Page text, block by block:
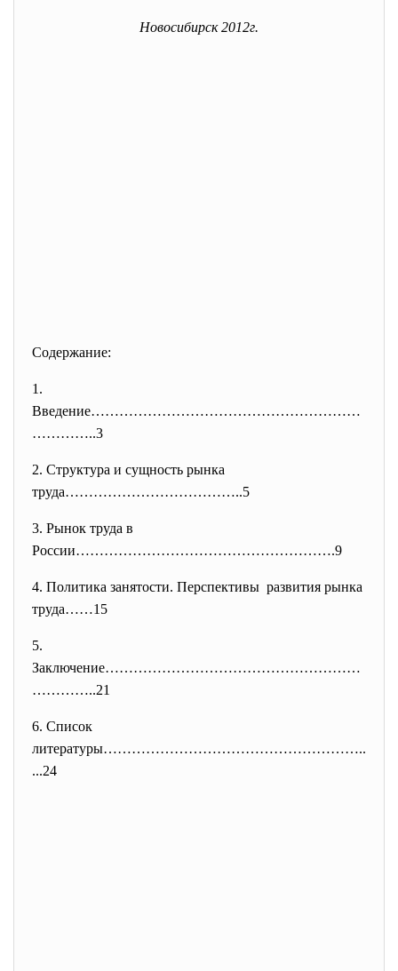
Новосибирск 2012г.
Содержание:
1.
Введение…………………………………………………
…………..3
2. Структура и сущность рынка
труда………………………………..5
3. Рынок труда в
России……………………………………………….9
4. Политика занятости. Перспективы развития рынка
труда……15
5.
Заключение………………………………………………
…………..21
6. Список
литературы………………………………………………..
...24